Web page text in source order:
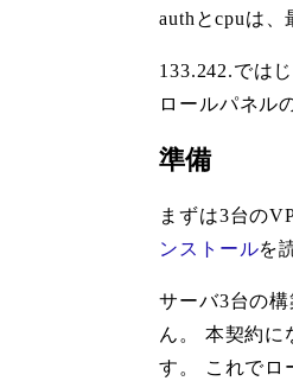
authとcpuは
133.242.では
ロールパネル
準備
まずは3台の
ンストールを
サーバ3台の
ん。 本契約に
す。 これでロ